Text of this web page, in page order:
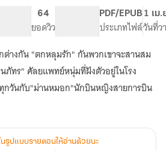
องศา
เส้น
ขนาน
64
ยอดวิว
PDF/EPUB
ประเภทไฟล์
1 เม
วันที่ว
างกัน "ตกหลุมรัก" กันพวกเขาจะสานสม
ทร" ศัลยแพทย์หนุ่มที่ฝังตัวอยู่ในโรง
กวันกับ"ม่านหมอก"นักบินหญิงสายการบิน
นรูปแบบรายตอนให้อ่านด้วยนะ